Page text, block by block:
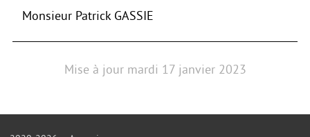
Monsieur Patrick GASSIE
Mise à jour mardi 17 janvier 2023